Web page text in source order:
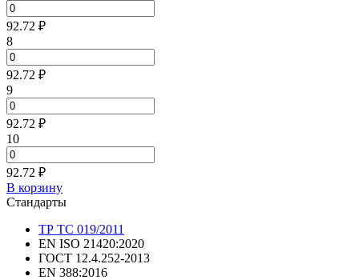
92.72 ₽
8
92.72 ₽
9
92.72 ₽
10
92.72 ₽
В корзину
Стандарты
ТР ТС 019/2011
EN ISO 21420:2020
ГОСТ 12.4.252-2013
EN 388:2016